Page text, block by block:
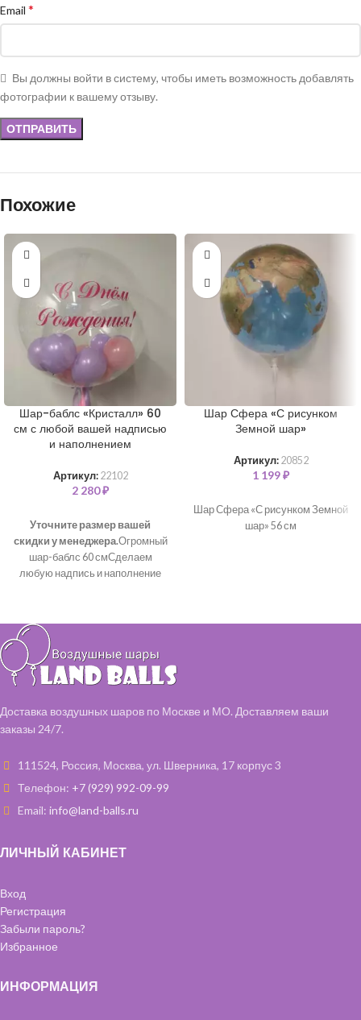
Email *
Вы должны войти в систему, чтобы иметь возможность добавлять
фотографии к вашему отзыву.
Похожие
Шар-баблс «Кристалл» 60
см с любой вашей надписью
и наполнением
Артикул: 22102
2 280₽
Уточните размер вашей
скидки у менеджера.Огромный
шар-баблс 60 смСделаем
любую надпись и наполнение
Шар Сфера «С рисунком
Земной шар»
Артикул: 20852
1 199₽
Шар Сфера «С рисунком Земной
шар» 56 см
Доставка воздушных шаров по Москве и МО. Доставляем ваши
заказы 24/7.
111524, Россия, Москва, ул. Шверника, 17 корпус 3
Телефон: +7 (929) 992-09-99
Email: info@land-balls.ru
ЛИЧНЫЙ КАБИНЕТ
Вход
Регистрация
Забыли пароль?
Избранное
ИНФОРМАЦИЯ